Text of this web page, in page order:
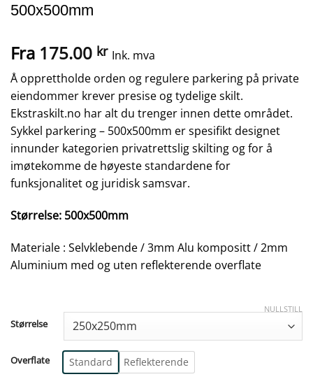
500x500mm
Fra 175.00 kr Ink. mva
Å opprettholde orden og regulere parkering på private
eiendommer krever presise og tydelige skilt.
Ekstraskilt.no har alt du trenger innen dette området.
Sykkel parkering – 500x500mm er spesifikt designet
innunder kategorien privatrettslig skilting og for å
imøtekomme de høyeste standardene for
funksjonalitet og juridisk samsvar.
Størrelse: 500x500mm
Materiale : Selvklebende / 3mm Alu kompositt / 2mm
Aluminium med og uten reflekterende overflate
Størrelse
Overflate Standard Reflekterende
NULLSTILL